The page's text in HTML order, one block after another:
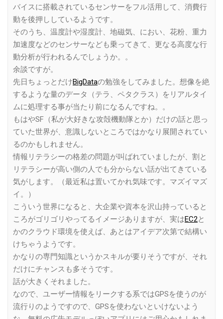
バイスに搭載されているセンサーをフル活用して、消費行
動を後押ししているようです。
そのうち、温度計や湿度計、地磁気、におい、花粉、重力
加速度などのセンサーなども乗ってきて、更なる高度な行
動分析が行われるんでしょうか。。
余談ですが。
先日ちょっとだけBigDataの勉強をしてみました。想像を絶
するような量のデータ（テラ、ペタクラス）をリアルタイ
ムに処理する事が当たり前になるんですね。。
もはやSF（私が大好きな攻殻機動隊とか）だけの話と思っ
ていた世界が、意識しないところではかなり展開されてい
るのかもしれません。
情報リテラシーの格差の問題が叫ばれていましたが、割と
リテラシーが高い側の人でも分からない話が出てきている
気がします。（最近私は置いてかれ気味です。マズイマズ
イ。）
こういう世界になると、大企業や資本を沢山持っていると
ころがゴリゴリやってるイメージありますが、実はEC2と
かのクラウド環境を使えば、あとはアイデア次第で結構い
けちゃうようです。
かなりの専門知識というかスキルが要りそうですが、それ
だけにチャンスも多そうです。
話が大きくそれました。
なので、ユーザー情報をリークする系ではGPSを使うのが
流行りのようですので、GPSを使わないといけないよう